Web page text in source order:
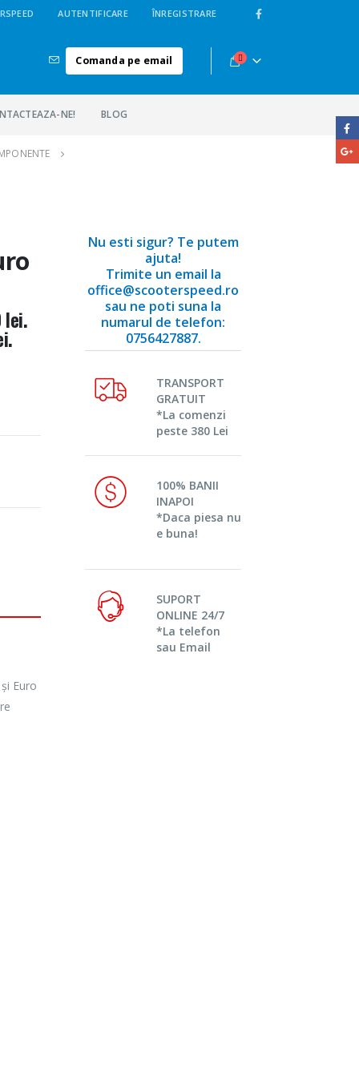
AUTENTIFICARE ÎNREGISTRARE
Comanda pe email
NE! BLOG
lei.
Euro
Nu esti sigur? Te putem
ajuta!
Trimite un email la
office@scooterspeed.ro
sau ne poti suna la
numarul de telefon:
0756427887.
TRANSPORT
GRATUIT
*La comenzi
peste 380 Lei
100% BANII
INAPOI
*Daca piesa nu
e buna!
SUPORT
ONLINE 24/7
*La telefon
sau Email